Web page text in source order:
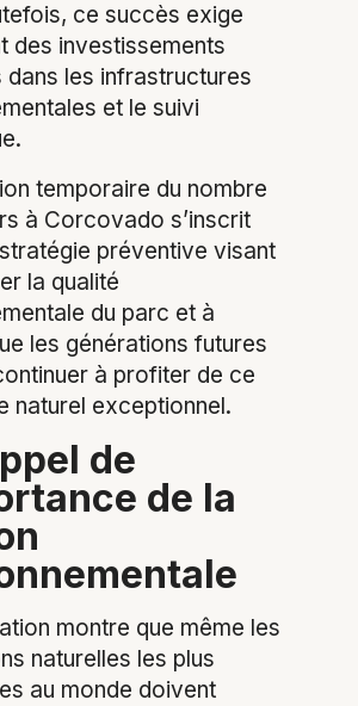
ce succès exige
des investissements
dans les infrastructures
et le suivi
temporaire du nombre
à Corcovado s’inscrit
préventive visant
la qualité
du parc et à
les générations futures
à profiter de ce
naturel exceptionnel.
de
de la
montre que même les
naturelles les plus
au monde doivent